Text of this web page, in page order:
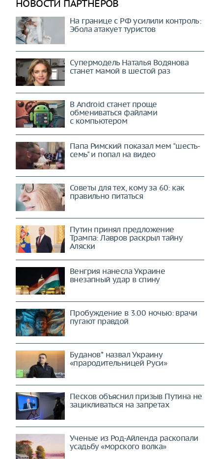
НОВОСТИ ПАРТНЕРОВ
На границе с РФ усилили контроль:
Эбола атакует туристов
Супермодель Наталья Водянова
станет мамой в шестой раз
В Android станет проще
обмениваться файлами
с компьютером
Папа Римский показал мем "шесть-
семь" и попал на видео
Советы для тех, кому за 60: как
правильно питаться
Путин принял предложение
Трампа: Лавров раскрыл тайну
Аляски
Венгрия нанесла Украине
внезапный удар в спину
Пробуждение в 3.00 ночью: врачи
пугают правдой
Буданов* назвал Украину
«прародительницей Руси»
Песков объяснил призыв Путина не
зацикливаться на запретах
Ученые из Род-Айленда раскопали
усадьбу «морского волка»